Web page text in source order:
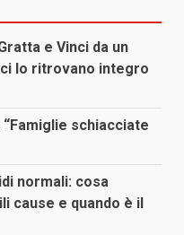
e Vinci da un
lo ritrovano integro
schiacciate
normali: cosa
cause e quando è il